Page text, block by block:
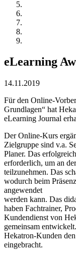
eLearning
14.11.2019
Für den Online-
Grundlagen“ hat
eLearning Journal
Der Online-Kurs
Zielgruppe sind v.a.
Planer. Das
erforderlich, um an
teilzunehmen. Das
wodurch beim
angewendet
werden kann. Das
haben Fachtrainer,
Kundendienst von
gemeinsam
Hekatron-Kunden
eingebracht.